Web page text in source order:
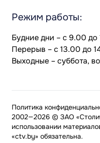
Режим работы:
Будние дни – с 9.00 до
Перерыв – с 13.00 до
Выходные – суббота,
2002—2026 © ЗАО
использовании
«ctv.by» обязательна.
Политика